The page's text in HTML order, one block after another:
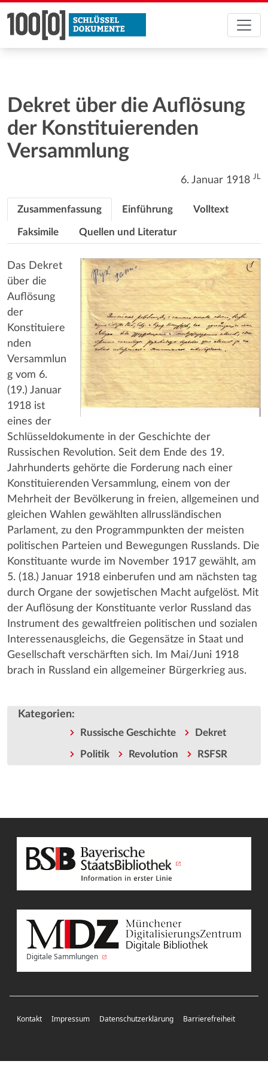
Dekret über die Auflösung
der Konstituierenden
Versammlung
6. Januar 1918 JL
Zusammenfassung Einführung Volltext
Faksimile Quellen und Literatur
Das Dekret
über die
Auflösung
der
Konstituiere
nden
Versammlun
g vom 6.
(19.) Januar
1918 ist
eines der
Schlüsseldokumente in der Geschichte der
Russischen Revolution. Seit dem Ende des 19.
Jahrhunderts gehörte die Forderung nach einer
Konstituierenden Versammlung, einem von der
Mehrheit der Bevölkerung in freien, allgemeinen und
gleichen Wahlen gewählten allrussländischen
Parlament, zu den Programmpunkten der meisten
politischen Parteien und Bewegungen Russlands. Die
Konstituante wurde im November 1917 gewählt, am
5. (18.) Januar 1918 einberufen und am nächsten tag
durch Organe der sowjetischen Macht aufgelöst. Mit
der Auflösung der Konstituante verlor Russland das
Instrument des gewaltfreien politischen und sozialen
Interessenausgleichs, die Gegensätze in Staat und
Gesellschaft verschärften sich. Im Mai/Juni 1918
brach in Russland ein allgemeiner Bürgerkrieg aus.
Kategorien:
Russische Geschichte Dekret
Politik Revolution RSFSR
Digitale Sammlungen
Kontakt Impressum Datenschutzerklärung Barrierefreiheit